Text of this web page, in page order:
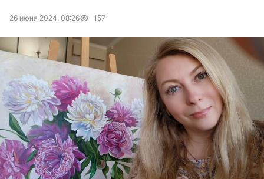
26 июня 2024, 08:26 157